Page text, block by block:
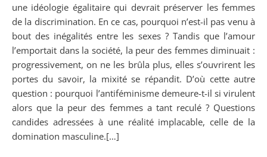
une idéologie égalitaire qui devrait préserver les femmes
de la discrimination. En ce cas, pourquoi n’est-il pas venu à
bout des inégalités entre les sexes ? Tandis que l’amour
l’emportait dans la société, la peur des femmes diminuait :
progressivement, on ne les brûla plus, elles s’ouvrirent les
portes du savoir, la mixité se répandit. D’où cette autre
question : pourquoi l’antiféminisme demeure-t-il si virulent
alors que la peur des femmes a tant reculé ? Questions
candides adressées à une réalité implacable, celle de la
domination masculine.[…]